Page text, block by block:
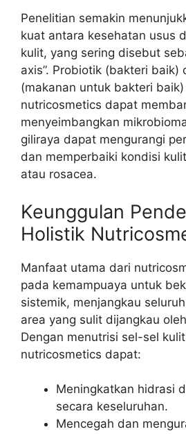
Penelitian semakin
kuat antara kesehatan usus
kulit, yang sering disebut
axis”. Probiotik (bakteri baik)
(makanan untuk bakteri
nutricosmetics dapat
menyeimbangkan
giliraya dapat mengurangi
dan memperbaiki kondisi
atau rosacea.
Keunggulan
Holistik
Manfaat utama dari
pada kemampuaya untuk
sistemik, menjangkau
area yang sulit dijangkau
Dengan menutrisi sel-sel
nutricosmetics dapat:
Meningkatkan hidrasi
secara keseluruhan.
Mencegah dan